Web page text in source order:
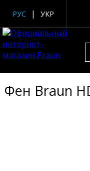
РУС УКР
Фен Braun